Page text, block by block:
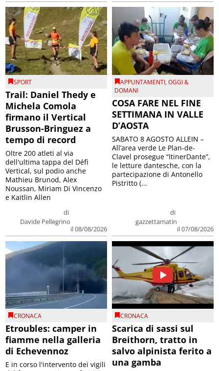
SPORT
Trail: Daniel Thedy e
Michela Comola
firmano il Vertical
Brusson-Bringuez a
tempo di record
di
Davide Pellegrino
il 08/08/2026
Oltre 200 atleti al via
dell'ultima tappa del Défì
Vertical, sul podio anche
Mathieu Brunod, Alex
Noussan, Miriam Di Vincenzo
e Kaitlin Allen
APPUNTAMENTI,OGGI &
DOMANI
COSA FARE NEL FINE
SETTIMANA IN VALLE
D’AOSTA
di
gazzettamatin
il 07/08/2026
SABATO 8 AGOSTO ALLEIN –
All’area verde Le Plan-de-
Clavel prosegue “ItinerDante”,
le letture dantesche, con la
partecipazione di Antonello
Pistritto (...
CRONACA
Etroubles: camper in
fiamme nella galleria
di Echevennoz
E in corso l'intervento dei vigili
CRONACA
Scarica di sassi sul
Breithorn, tratto in
salvo alpinista ferito a
una gamba